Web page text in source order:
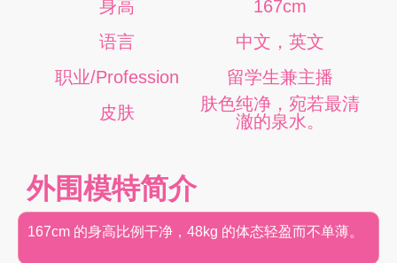
身高
167cm
语言
中文，英文
职业/Profession
留学生兼主播
皮肤
肤色纯净，宛若最清
澈的泉水。
外围模特简介
167cm 的身高比例干净，48kg 的体态轻盈而不单薄。